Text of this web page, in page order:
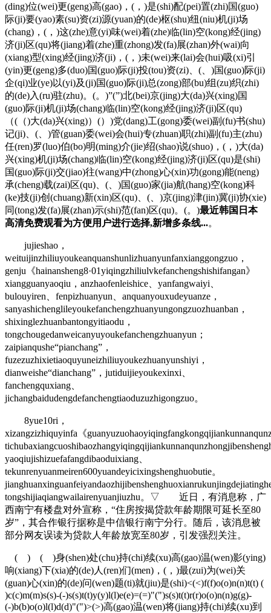
(ding)位(wei)更(geng)高(gao)，(，)是(shi)配(pei)置(zhi)国(guo)
际(ji)要(yao)素(su)资(zi)源(yuan)的(de)枢(shu)纽(niu)机(ji)场
(chang)，(，)这(zhe)意(yi)味(wei)着(zhe)临(lin)空(kong)经(jing)
济(ji)区(qu)将(jiang)着(zhe)重(zhong)发(fa)展(zhan)外(wai)向
(xiang)型(xing)经(jing)济(ji)，(，)未(wei)来(lai)会(hui)吸(xi)引
(yin)更(geng)多(duo)国(guo)际(ji)投(tou)资(zi)、(、)国(guo)际(ji)
企(qi)业(ye)以(yi)及(ji)国(guo)际(ji)总(zong)部(bu)组(zu)织(zhi)
的(de)入(ru)驻(zhu)。(。)”(”)北(bei)京(jing)大(da)兴(xing)国
(guo)际(ji)机(ji)场(chang)临(lin)空(kong)经(jing)济(ji)区(qu)
（(（)大(da)兴(xing)）(）)党(dang)工(gong)委(wei)副(fu)书(shu)
记(ji)、(、)管(guan)委(wei)会(hui)专(zhuan)职(zhi)副(fu)主(zhu)
任(ren)罗(luo)伯(bo)明(ming)介(jie)绍(shao)说(shuo)，(，)大(da)
兴(xing)机(ji)场(chang)临(lin)空(kong)经(jing)济(ji)区(qu)是(shi)
国(guo)际(ji)交(jiao)往(wang)中(zhong)心(xin)功(gong)能(neng)
承(cheng)载(zai)区(qu)、(、)国(guo)家(jia)航(hang)空(kong)科
(ke)技(ji)创(chuang)新(xin)区(qu)、(、)京(jing)津(jin)冀(ji)协(xie)
同(tong)发(fa)展(zhan)示(shi)范(fan)区(qu)。(。)最近韩国日本
高清免费观看为方便用户进行选择,新增多条线...。
jujieshao，
weituijinzhiliuyoukeanquanshunlizhuanyunfanxianggongzuo，
genju《hainansheng8·01yiqingzhiliulvkefanchengshishifangan》
xiangguanyaoqiu，anzhaofenleishice、yanfangwaiyi、
bulouyiren、fenpizhuanyun、anquanyouxudeyuanze，
sanyashichenglileyoukefanchengzhuanyungongzuozhuanban，
shixinglezhuanbantongyitiaodu，
tongchougedanweicanyuyoukefanchengzhuanyun；
zaipianqushe“pianchang”，
fuzezuzhixietiaoquyuneizhiliuyoukezhuanyunshiyi，
dianweishe“dianchang”，jutiduijieyoukexinxi、
fanchengquxiang、
jichangbaidudengdefanchengtiaoduzuzhigongzuo。
8yue10ri，
xizangzizhiquyinfa《
yaoqiujishizuefafangdibaoduixiang、
tekunrenyuanmeiren600yuandeyicixingshenghuobutie。
tongshijiaqiangwailairenyuanjiuzhu。▽ 近日，有消息称，广
西南宁有楼盘对外宣称，“住房按揭贷款年龄期限可延长至80
岁”，其合作银行据称是中信银行南宁分行。随后，该消息被
部分网友误读为贷款人年龄放宽至80岁，引发强烈关注。
( ) ( )身(shen)处(chu)持(chi)续(xu)高(gao)温(wen)影(ying)
响(xiang)下(xia)的(de)人(ren)们(men)，(，)最(zui)为(wei)关
(guan)心(xin)的(de)问(wen)题(ti)就(jiu)是(shi)<(<)f(f)o(o)n(n)t(t) (
)c(c)m(m)s(s)-(-)s(s)t(t)y(y)l(l)e(e)=(=)"(")s(s)t(t)r(r)o(o)n(n)g(g)-
(-)b(b)o(o)l(l)d(d)"(")>(>)高(gao)温(wen)将(jiang)持(chi)续(xu)到